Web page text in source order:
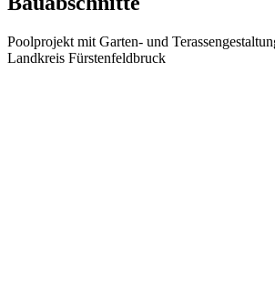
Poolprojekt mit Garten- und
Landkreis Fürstenfeldbruck